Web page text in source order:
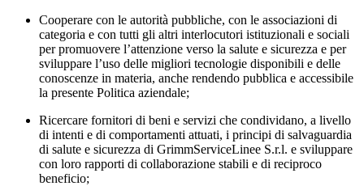
Cooperare con le autorità pubbliche, con le associazioni di
categoria e con tutti gli altri interlocutori istituzionali e sociali
per promuovere l’attenzione verso la salute e sicurezza e per
sviluppare l’uso delle migliori tecnologie disponibili e delle
conoscenze in materia, anche rendendo pubblica e accessibile
la presente Politica aziendale;
Ricercare fornitori di beni e servizi che condividano, a livello
di intenti e di comportamenti attuati, i principi di salvaguardia
di salute e sicurezza di GrimmServiceLinee S.r.l. e sviluppare
con loro rapporti di collaborazione stabili e di reciproco
beneficio;